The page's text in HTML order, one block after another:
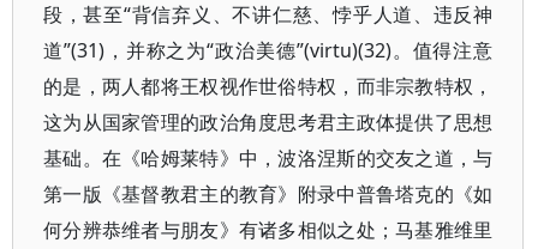
段，甚至“背信弃义、不讲仁慈、悖乎人道、违反神
道”(31)，并称之为“政治美德”(virtu)(32)。值得注意
的是，两人都将王权视作世俗特权，而非宗教特权，
这为从国家管理的政治角度思考君主政体提供了思想
基础。在《哈姆莱特》中，波洛涅斯的交友之道，与
第一版《基督教君主的教育》附录中普鲁塔克的《如
何分辨恭维者与朋友》有诸多相似之处；马基雅维里